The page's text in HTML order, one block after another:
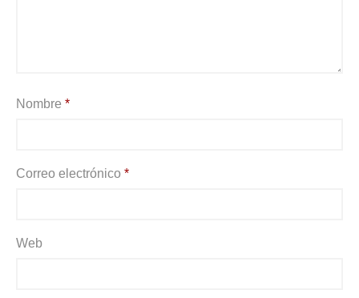
Nombre *
Correo electrónico *
Web